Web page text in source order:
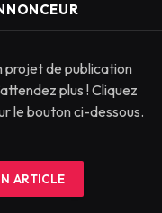
projet de publication
plus ! Cliquez
le bouton ci-dessous.
ARTICLE